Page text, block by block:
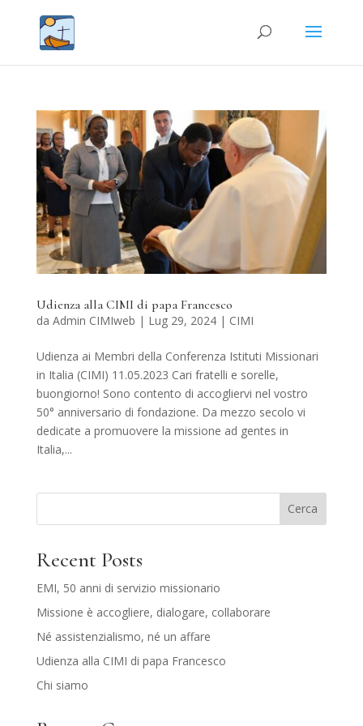
Udienza alla CIMI di papa Francesco
da Admin CIMIweb | Lug 29, 2024| CIMI
Udienza ai Membri della Conferenza Istituti Missionari
in Italia (CIMI) 11.05.2023 Cari fratelli e sorelle,
buongiorno! Sono contento di accogliervi nel vostro
50° anniversario di fondazione. Da mezzo secolo vi
dedicate a promuovere la missione ad gentes in
Italia,...
Cerca
Recent Posts
EMI, 50 anni di servizio missionario
Missione è accogliere, dialogare, collaborare
Né assistenzialismo, né un affare
Udienza alla CIMI di papa Francesco
Chi siamo